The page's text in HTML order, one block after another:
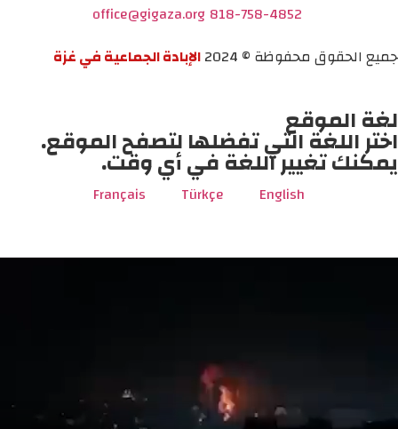
818-758-4852
office@gigaza.org
جميع الحقوق محفوظة © 2024
الإبادة الجماعية في غزة
لغة الموقع
اختر اللغة التي تفضلها لتصفح الموقع.
يمكنك تغيير اللغة في أي وقت.
English
Türkçe
Français